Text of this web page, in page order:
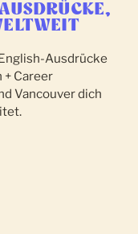
Ausdrücke
+ Career
Vancouver dich